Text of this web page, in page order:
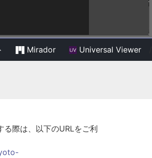
Mirador Universal Viewer
る際は、以下のURLをご利